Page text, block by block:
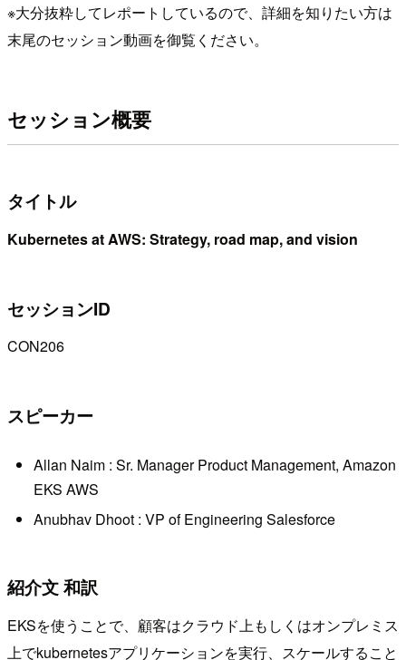
※大分抜粋してレポートしているので、詳細を知りたい方は
末尾のセッション動画を御覧ください。
セッション概要
タイトル
Kubernetes at AWS: Strategy, road map, and vision
セッションID
CON206
スピーカー
Allan Naim : Sr. Manager Product Management, Amazon
EKS AWS
Anubhav Dhoot : VP of Engineering Salesforce
紹介文 和訳
EKSを使うことで、顧客はクラウド上もしくはオンプレミス
上でkubernetesアプリケーションを実行、スケールすること